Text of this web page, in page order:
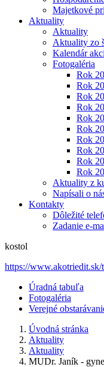
Majetkové
Aktuality
Aktuality
Aktuality zo
Kalendár
Fotogaléria
Rok
Rok
Rok
Rok
Rok
Rok
Rok
Rok
Rok
Rok
Aktuality z
Napísali o
Kontakty
Dôležité
Zadanie e-
kostol
https://www.akotriedit.sk/
Úradná tabuľa
Fotogaléria
Verejné
Úvodná stránka
Aktuality
Aktuality
MUDr. Janík -